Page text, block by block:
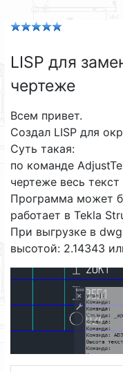
LISP для
чертеже
Всем привет.
Создал LISP для
Суть такая:
по команде
чертеже весь
Программа может
работает в Tekla
При выгрузке в
высотой: 2.14343